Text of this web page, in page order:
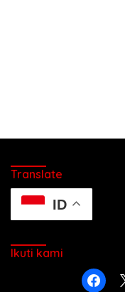
Translate
ID
Ikuti kami
facebook